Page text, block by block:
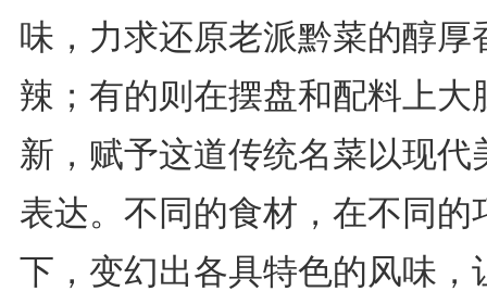
味，力求还原老派黔菜的醇厚
辣；有的则在摆盘和配料上大
新，赋予这道传统名菜以现代
表达。不同的食材，在不同的
下，变幻出各具特色的风味，